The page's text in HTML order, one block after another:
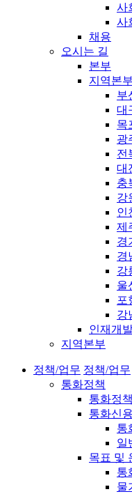
사
사
채용
오시는 길
본부
지역본부
부
대
목
광
전
대
충
강
인
제
경
경
강
울
포
강
인재개
지역본부
정책/업무 정책/업무
통화정책
통화정
통화신
통
일
목표 및
통
물